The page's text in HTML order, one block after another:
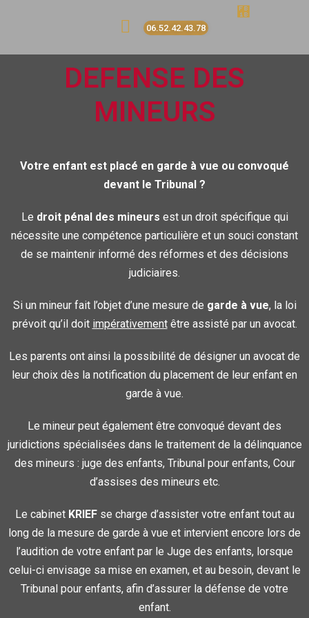
06.52.42.43.78
DEFENSE DES
MINEURS
Votre enfant est placé en garde à vue ou convoqué
devant le Tribunal ?
Le droit pénal des mineurs est un droit spécifique qui
nécessite une compétence particulière et un souci constant
de se maintenir informé des réformes et des décisions
judiciaires.
Si un mineur fait l’objet d’une mesure de garde à vue, la loi
prévoit qu’il doit impérativementêtre assisté par un avocat.
Les parents ont ainsi la possibilité de désigner un avocat de
leur choix dès la notification du placement de leur enfant en
garde à vue.
Le mineur peut également être convoqué devant des
juridictions spécialisées dans le traitement de la délinquance
des mineurs : juge des enfants, Tribunal pour enfants, Cour
d’assises des mineurs etc.
Le cabinet KRIEFse charge d’assister votre enfant tout au
long de la mesure de garde à vue et intervient encore lors de
l’audition de votre enfant par le Juge des enfants, lorsque
celui-ci envisage sa mise en examen, et au besoin, devant le
Tribunal pour enfants, afin d’assurer la défense de votre
enfant.